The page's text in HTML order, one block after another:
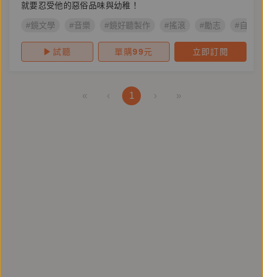
就要忍受他的惡俗品味與幼稚！
#鏡文學 #音樂 #鏡好聽製作 #搖滾 #勵志 #自我
試聽 單購99元 立即訂閱
« ‹ 1 › »